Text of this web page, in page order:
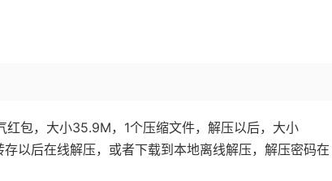
包，大小35.9M，1个压缩文件，解压以后，大小
以后在线解压，或者下载到本地离线解压，解压密码在